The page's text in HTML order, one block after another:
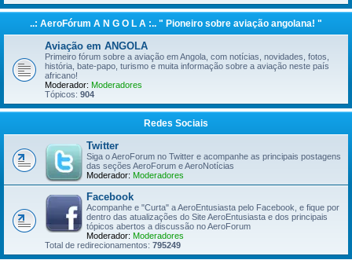
..: AeroFórum A N G O L A :.. " Pioneiro sobre aviação angolana! "
Aviação em ANGOLA
Primeiro fórum sobre a aviação em Angola, com notícias, novidades, fotos,
história, bate-papo, turismo e muita informação sobre a aviação neste país
africano!
Moderador: Moderadores
Tópicos: 904
Redes Sociais
Twitter
Siga o AeroForum no Twitter e acompanhe as principais postagens
das seções AeroForum e AeroNotícias
Moderador: Moderadores
Facebook
Acompanhe e "Curta" a AeroEntusiasta pelo Facebook, e fique por
dentro das atualizações do Site AeroEntusiasta e dos principais
tópicos abertos a discussão no AeroForum
Moderador: Moderadores
Total de redirecionamentos: 795249